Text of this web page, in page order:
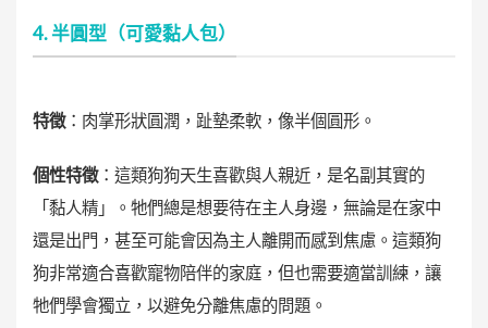
4. 半圓型（可愛黏人包）
特徵：肉掌形狀圓潤，趾墊柔軟，像半個圓形。
個性特徵：這類狗狗天生喜歡與人親近，是名副其實的
「黏人精」。牠們總是想要待在主人身邊，無論是在家中
還是出門，甚至可能會因為主人離開而感到焦慮。這類狗
狗非常適合喜歡寵物陪伴的家庭，但也需要適當訓練，讓
牠們學會獨立，以避免分離焦慮的問題。